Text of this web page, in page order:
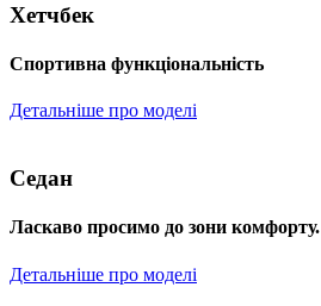
Хетчбек
Спортивна функціональність
Детальніше про моделі
Седан
Ласкаво просимо до зони комфорту.
Детальніше про моделі